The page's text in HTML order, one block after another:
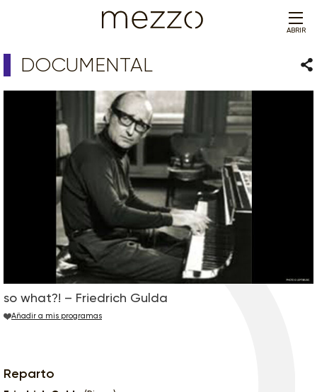
ABRIR
DOCUMENTAL
so what?! – Friedrich Gulda
Añadir a mis programas
Reparto